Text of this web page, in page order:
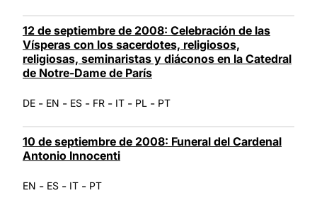
12 de septiembre de 2008: Celebración de las
Vísperas con los sacerdotes, religiosos,
religiosas, seminaristas y diáconos en la Catedral
de Notre-Dame de París
DE - EN - ES - FR - IT - PL - PT
10 de septiembre de 2008: Funeral del Cardenal
Antonio Innocenti
EN - ES - IT - PT